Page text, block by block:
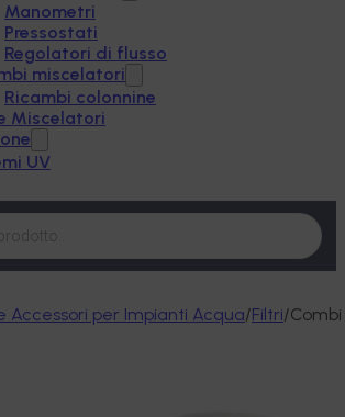
Manometri
Pressostati
Regolatori di flusso
miscelatori
Ricambi colonnine
Miscelatori
UV
Accessori per Impianti Acqua/Filtri/